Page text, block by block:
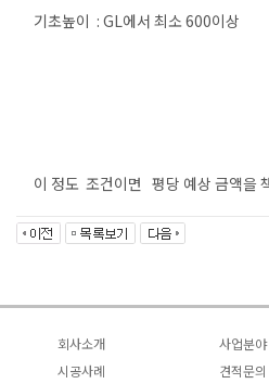
기초높이 : GL에서 최소 600이상
이 정도 조건이면 평당 예상 금액을
회사소개
인사말
사업분야
이동식 목조
시공사례
견적문의